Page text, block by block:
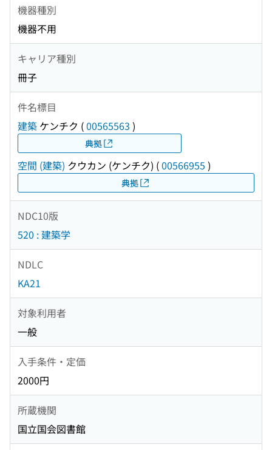
機器種別
機器不用
キャリア種別
冊子
件名標目
建築 ケンチク (00565563 )
典拠
空間 (建築) クウカン (ケンチク) (00566955 )
典拠
NDC10版
520 : 建築学
NDLC
KA21
対象利用者
一般
入手条件・定価
2000円
所蔵機関
国立国会図書館